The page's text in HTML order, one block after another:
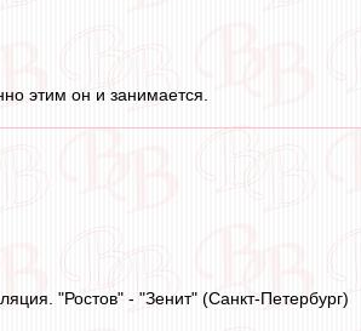
этим он и занимается.
"Ростов" - "Зенит" (Санкт-Петербург)